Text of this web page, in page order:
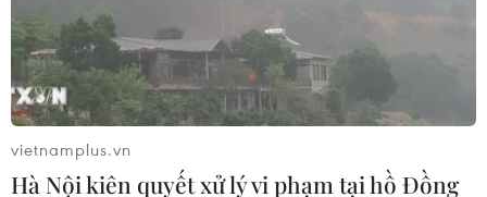
Các công ty công nghệ và y tế phát động
sáng kiến "hộ chiếu vắcxin"
15/01/2021 08:55
vietnamplus.vn
Hà Nội kiên quyết xử lý vi phạm tại hồ Đồng